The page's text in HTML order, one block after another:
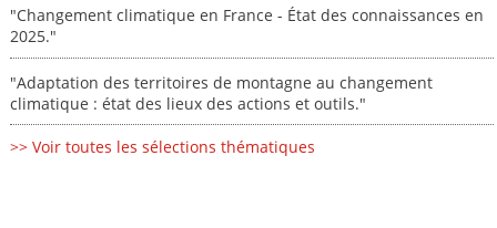
"Changement climatique en France - État des connaissances en
2025."
"Adaptation des territoires de montagne au changement
climatique : état des lieux des actions et outils."
>> Voir toutes les sélections thématiques